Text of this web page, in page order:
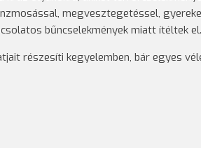
megvesztegetéssel,
bűncselekmények miatt ítéltek el.
részesíti kegyelemben, bár egyes